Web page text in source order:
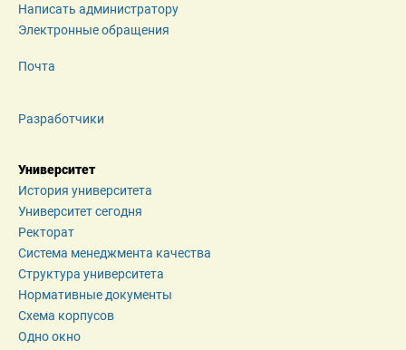
Написать администратору
Электронные обращения
Почта
Разработчики
Университет
История университета
Университет сегодня
Ректорат
Система менеджмента качества
Структура университета
Нормативные документы
Схема корпусов
Одно окно